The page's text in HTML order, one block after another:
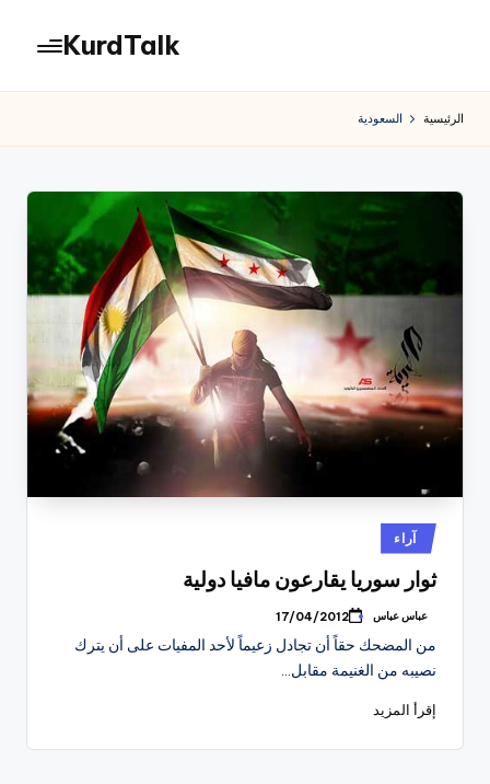
المحتوى
KurdTalk
الرئيسية السعودية
نُشر
في
آراء
ثوار سوريا يقارعون مافيا دولية
تمّ
بواسطة
عباس عباس 17/04/2012
من المضحك حقاً أن تجادل زعيماً لأحد المفيات على أن يترك
نصيبه من الغنيمة مقابل…
إقرأ المزيد